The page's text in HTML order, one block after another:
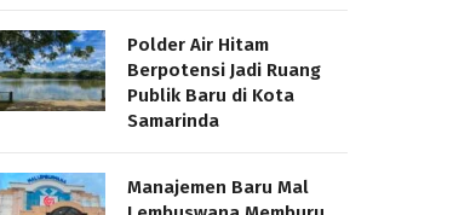
Polder Air Hitam
Berpotensi Jadi Ruang
Publik Baru di Kota
Samarinda
Manajemen Baru Mal